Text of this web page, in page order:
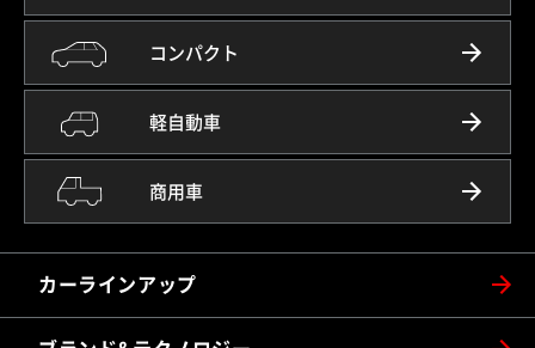
コンパクト
軽自動車
商用車
カーラインアップ